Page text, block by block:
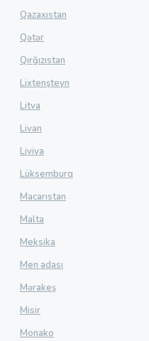
Qazaxıstan
Qətər
Qırğızıstan
Lixtenşteyn
Litva
Livan
Liviya
Lüksemburq
Macarıstan
Malta
Meksika
Men adası
Mərakeş
Misir
Monako